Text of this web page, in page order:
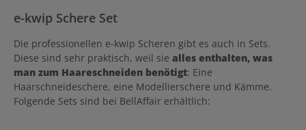
e-kwip Schere Set
Die professionellen e-kwip Scheren gibt es auch in Sets.
Diese sind sehr praktisch, weil sie alles enthalten, was
man zum Haareschneiden benötigt: Eine
Haarschneideschere, eine Modellierschere und Kämme.
Folgende Sets sind bei BellAffair erhältlich: